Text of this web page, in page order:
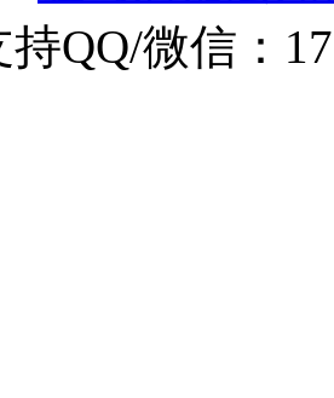
QQ/微信：